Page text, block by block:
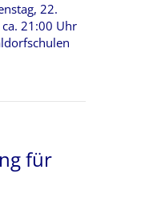
22.
21:00 Uhr
für